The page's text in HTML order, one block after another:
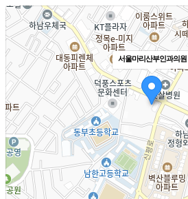
서울마리산부인과의원